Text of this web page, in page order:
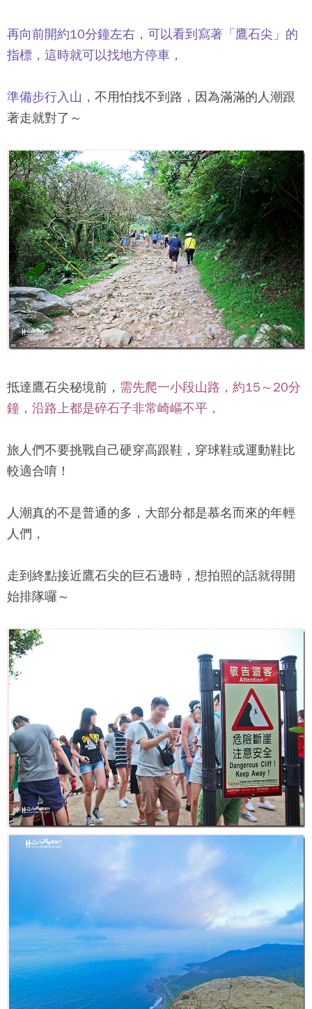
再向前開約10分鐘左右，可以看到寫著「 鷹石尖 」的
指標，這時就可以找地方停車，
準備步行入山， 不用怕找不到路，因為滿滿的人潮跟
著走就對了～
抵達鷹石尖秘境前， 需先爬一小段山路，約15～20分
鐘，沿路上都是碎石子非常崎嶇不平，
旅人們不要挑戰自己硬穿高跟鞋，穿球鞋或運動鞋比
較適合唷！
人潮真的不是普通的多，大部分都是慕名而來的年輕
人們，
走到終點接近鷹石尖的巨石邊時，想拍照的話就得開
始排隊囉～